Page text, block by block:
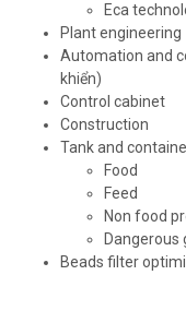
Eca
Plant engineering
Automation and
khiển)
Control cabinet
Construction
Tank and
Food
Feed
Non food
Dangerous
Beads filter